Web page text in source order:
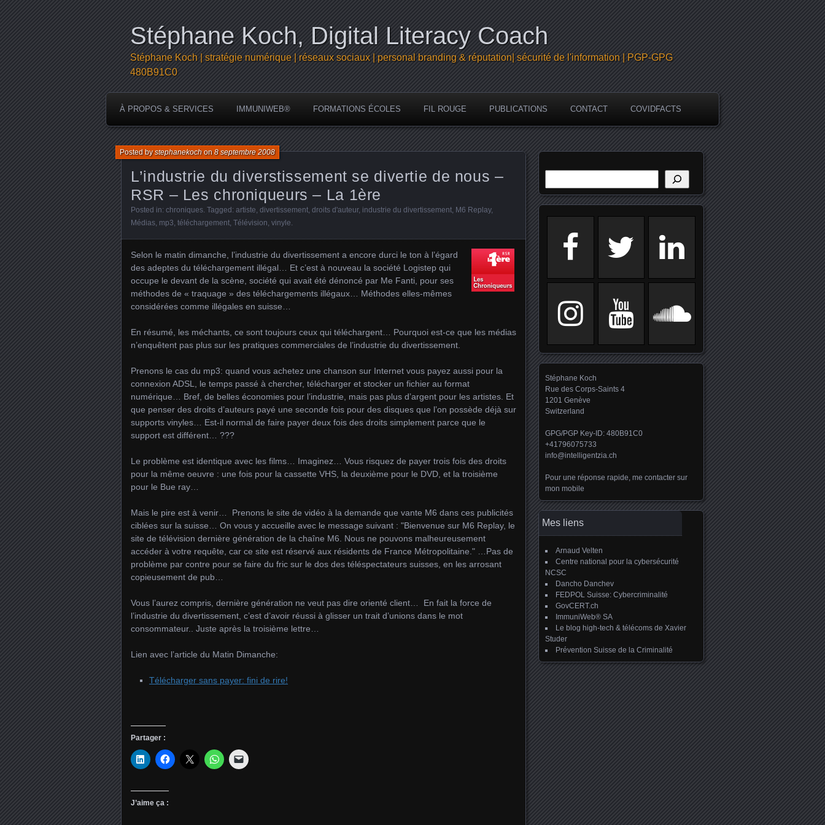
Stéphane Koch, Digital Literacy Coach
Stéphane Koch | stratégie numérique | réseaux sociaux | personal branding & réputation| sécurité de l'information | PGP-GPG
480B91C0
À PROPOS & SERVICES IMMUNIWEB® FORMATIONS ÉCOLES FIL ROUGE PUBLICATIONS CONTACT COVIDFACTS
L’industrie du diverstissement se divertie de nous –
RSR – Les chroniqueurs – La 1ère
Posted bystephanekochon8 septembre 2008
Posted in: chroniques. Tagged: artiste, divertissement, droits d'auteur, industrie du divertissement, M6 Replay,
Médias, mp3, téléchargement, Télévision, vinyle.
Selon le matin dimanche, l’industrie du divertissement a encore durci le ton à l’égard
des adeptes du téléchargement illégal… Et c’est à nouveau la société Logistep qui
occupe le devant de la scène, société qui avait été dénoncé par Me Fanti, pour ses
méthodes de « traquage » des téléchargements illégaux… Méthodes elles-mêmes
considérées comme illégales en suisse…
En résumé, les méchants, ce sont toujours ceux qui téléchargent… Pourquoi est-ce que les médias
n’enquêtent pas plus sur les pratiques commerciales de l’industrie du divertissement.
Prenons le cas du mp3: quand vous achetez une chanson sur Internet vous payez aussi pour la
connexion ADSL, le temps passé à chercher, télécharger et stocker un fichier au format
numérique… Bref, de belles économies pour l’industrie, mais pas plus d’argent pour les artistes. Et
que penser des droits d’auteurs payé une seconde fois pour des disques que l’on possède déjà sur
supports vinyles… Est-il normal de faire payer deux fois des droits simplement parce que le
support est différent… ???
Le problème est identique avec les films… Imaginez… Vous risquez de payer trois fois des droits
pour la même oeuvre : une fois pour la cassette VHS, la deuxième pour le DVD, et la troisième
pour le Bue ray…
Mais le pire est à venir… Prenons le site de vidéo à la demande que vante M6 dans ces publicités
ciblées sur la suisse… On vous y accueille avec le message suivant : "Bienvenue sur M6 Replay, le
site de télévision dernière génération de la chaîne M6. Nous ne pouvons malheureusement
accéder à votre requête, car ce site est réservé aux résidents de France Métropolitaine." …Pas de
problème par contre pour se faire du fric sur le dos des téléspectateurs suisses, en les arrosant
copieusement de pub…
Vous l’aurez compris, dernière génération ne veut pas dire orienté client… En fait la force de
l’industrie du divertissement, c’est d’avoir réussi à glisser un trait d’unions dans le mot
consommateur.. Juste après la troisième lettre…
Lien avec l’article du Matin Dimanche:
Télécharger sans payer: fini de rire!
Partager :
J’aime ça :
Stéphane Koch
Rue des Corps-Saints 4
1201 Genève
Switzerland
GPG/PGP Key-ID: 480B91C0
+41796075733
info@intelligentzia.ch
Pour une réponse rapide, me contacter sur
mon mobile
Mes liens
Arnaud Velten
Centre national pour la cybersécurité
NCSC
Dancho Danchev
FEDPOL Suisse: Cybercriminalité
GovCERT.ch
ImmuniWeb® SA
Le blog high-tech & télécoms de Xavier
Studer
Prévention Suisse de la Criminalité